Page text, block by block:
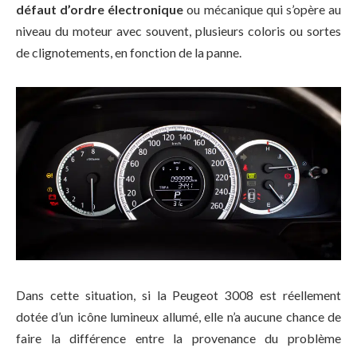
défaut d’ordre électronique ou mécanique qui s’opère au
niveau du moteur avec souvent, plusieurs coloris ou sortes
de clignotements, en fonction de la panne.
Dans cette situation, si la Peugeot 3008 est réellement
dotée d’un icône lumineux allumé, elle n’a aucune chance de
faire la différence entre la provenance du problème